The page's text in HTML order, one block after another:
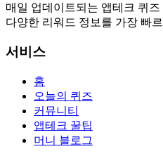
매일 업데이트되는 앱테크 퀴즈
다양한 리워드 정보를 가장 빠
서비스
홈
오늘의 퀴즈
커뮤니티
앱테크 꿀팁
머니 블로그